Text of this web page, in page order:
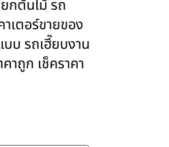
กต้นไม้ รถ
เตอร์ขายของ
บ รถเฮี๊ยบงาน
าถูก เช็คราคา